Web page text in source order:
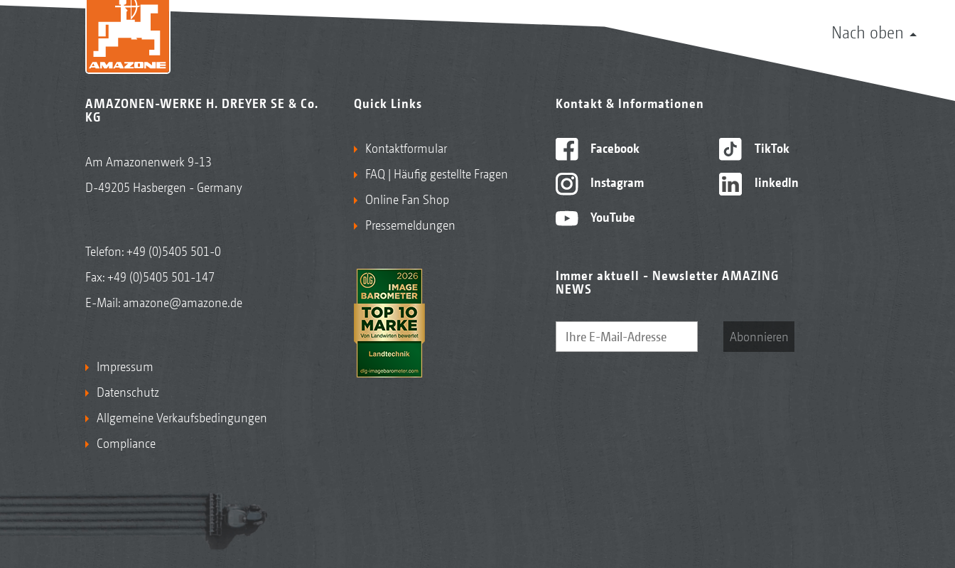
Nach oben
AMAZONEN-WERKE H. DREYER SE & Co.
KG
Am Amazonenwerk 9-13
D-49205 Hasbergen - Germany
Telefon:+49 (0)5405 501-0
Fax: +49 (0)5405 501-147
E-Mail: amazone@amazone.de
Impressum
Datenschutz
Allgemeine Verkaufsbedingungen
Compliance
Quick Links
Kontaktformular
FAQ | Häufig gestellte Fragen
Online Fan Shop
Pressemeldungen
Kontakt & Informationen
Facebook
Instagram
YouTube
TikTok
linkedIn
Immer aktuell - Newsletter AMAZING
NEWS
Abonnieren